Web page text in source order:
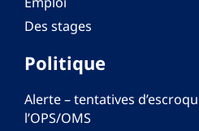
Des stages
Politique
Alerte – tentatives
l’OPS/OMS